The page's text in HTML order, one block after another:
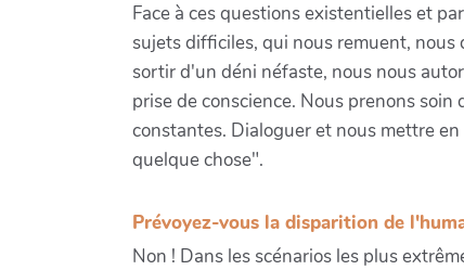
Face à ces questions existentielles et
sujets difficiles, qui nous remuent,
sortir d'un déni néfaste, nous nous
prise de conscience. Nous prenons soin
constantes. Dialoguer et nous mettre
quelque chose".
Prévoyez-vous la disparition de
Non ! Dans les scénarios les plus